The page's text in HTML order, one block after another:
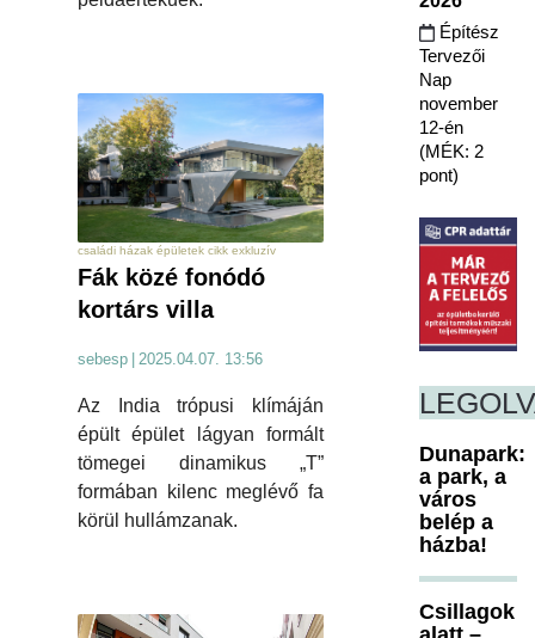
családi házak épületek cikk exkluzív
Fák közé fonódó
kortárs villa
sebesp 2025.04.07. 13:56
Az India trópusi klímáján
épült épület lágyan formált
tömegei dinamikus „T”
formában kilenc meglévő fa
körül hullámzanak.
Építész
Tervezői
Nap
november
12-én
(MÉK: 2
pont)
Dunapark:
a park, a
város
belép a
házba!
Csillagok